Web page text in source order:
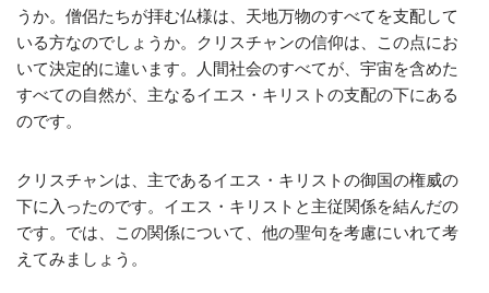
うか。僧侶たちが拝む仏様は、天地万物のすべてを支配して
いる方なのでしょうか。クリスチャンの信仰は、この点にお
いて決定的に違います。人間社会のすべてが、宇宙を含めた
すべての自然が、主なるイエス・キリストの支配の下にある
のです。
クリスチャンは、主であるイエス・キリストの御国の権威の
下に入ったのです。イエス・キリストと主従関係を結んだの
です。では、この関係について、他の聖句を考慮にいれて考
えてみましょう。